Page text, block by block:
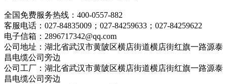
全国免费服务热线：400-0557-882
客服电话：027-84835009；027-84259633；027-84259622
电子信箱：2896717342@qq.com
公司地址：湖北省武汉市黄陂区横店街道横店街红旗一路源泰
昌电缆公司旁边
公司工厂：湖北省武汉市黄陂区横店街道横店街红旗一路源泰
昌电缆公司旁边